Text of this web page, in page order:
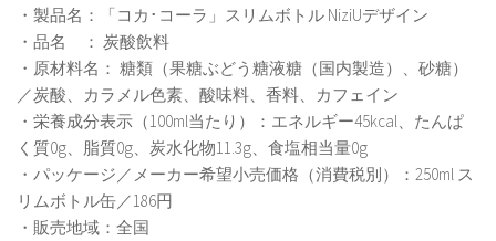
・製品名：「コカ･コーラ」スリムボトル NiziUデザイン
・品名 ： 炭酸飲料
・原材料名： 糖類（果糖ぶどう糖液糖（国内製造）、砂糖）
／炭酸、カラメル色素、酸味料、香料、カフェイン
・栄養成分表示（100ml当たり）：エネルギー45kcal、たんぱ
く質0g、脂質0g、炭水化物11.3g、食塩相当量0g
・パッケージ／メーカー希望小売価格（消費税別）：250ml ス
リムボトル缶／186円
・販売地域：全国